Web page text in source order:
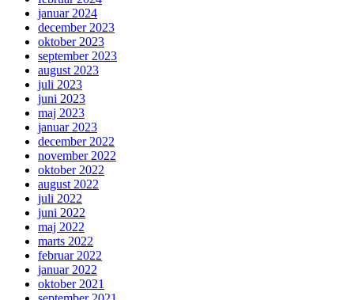
januar 2024
december 2023
oktober 2023
september 2023
august 2023
juli 2023
juni 2023
maj 2023
januar 2023
december 2022
november 2022
oktober 2022
august 2022
juli 2022
juni 2022
maj 2022
marts 2022
februar 2022
januar 2022
oktober 2021